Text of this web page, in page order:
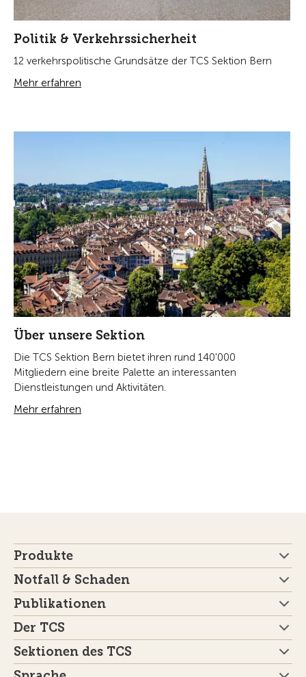
Politik & Verkehrssicherheit
12 verkehrspolitische Grundsätze der TCS Sektion Bern
Mehr erfahren
Über unsere Sektion
Die TCS Sektion Bern bietet ihren rund 140'000
Mitgliedern eine breite Palette an interessanten
Dienstleistungen und Aktivitäten.
Mehr erfahren
Produkte
Notfall & Schaden
Publikationen
Der TCS
Sektionen des TCS